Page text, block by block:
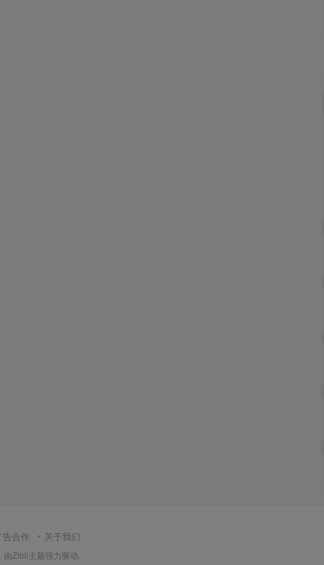
告合作 关于我们
· 由Zibll主题强力驱动.